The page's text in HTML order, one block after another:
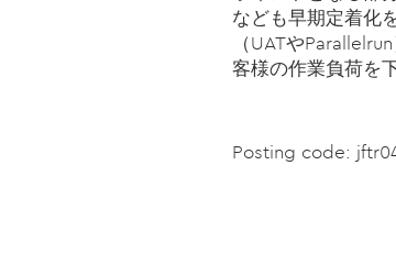
なども早期定着化
（UATや
客様の作業負荷を
Posting code: